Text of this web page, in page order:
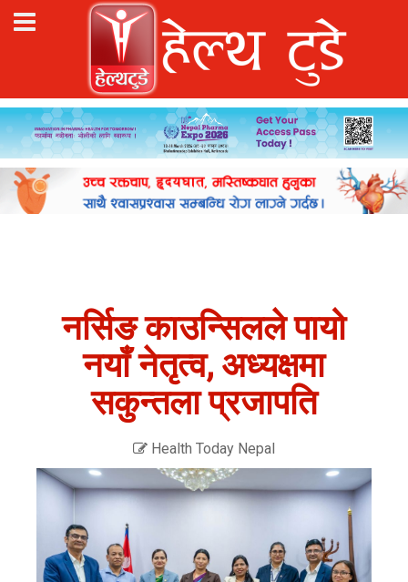
नर्सिङ काउन्सिलले पायो
नयाँ नेतृत्व, अध्यक्षमा
सकुन्तला प्रजापति
Health Today Nepal